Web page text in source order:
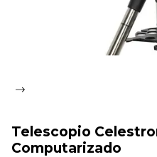
Telescopio
Computarizado